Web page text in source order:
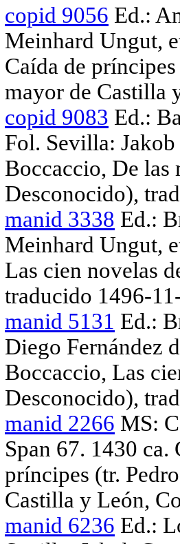
copid 9056 Ed.:
Meinhard Ungut,
Caída de
mayor de Castilla
copid 9083 Ed.:
Fol. Sevilla:
Boccaccio, De las
Desconocido),
manid 3338 Ed.:
Meinhard Ungut,
Las cien novelas
traducido 1496-
manid 5131 Ed.:
Diego Fernández
Boccaccio, Las
Desconocido),
manid 2266 MS:
Span 67. 1430
príncipes (tr.
Castilla y León,
manid 6236 Ed.: